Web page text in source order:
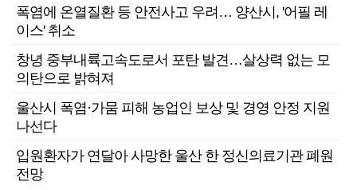
폭염에 온열질환 등 안전사고 우려… 양산시, '어필 레
이스' 취소
창녕 중부내륙고속도로서 포탄 발견…살상력 없는 모
의탄으로 밝혀져
울산시 폭염·가뭄 피해 농업인 보상 및 경영 안정 지원
나선다
입원환자가 연달아 사망한 울산 한 정신의료기관 폐원
전망